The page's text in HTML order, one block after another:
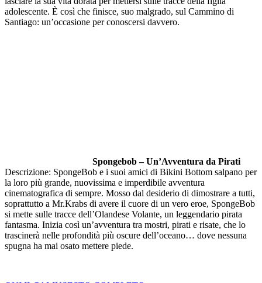
adolescente. È così che finisce, suo malgrado, sul Cammino di
Santiago: un’occasione per conoscersi davvero.
Spongebob – Un’Avventura da Pirati
Descrizione: SpongeBob e i suoi amici di Bikini Bottom salpano per
la loro più grande, nuovissima e imperdibile avventura
cinematografica di sempre. Mosso dal desiderio di dimostrare a tutti,
soprattutto a Mr.Krabs di avere il cuore di un vero eroe, SpongeBob
si mette sulle tracce dell’Olandese Volante, un leggendario pirata
fantasma. Inizia così un’avventura tra mostri, pirati e risate, che lo
trascinerà nelle profondità più oscure dell’oceano… dove nessuna
spugna ha mai osato mettere piede.